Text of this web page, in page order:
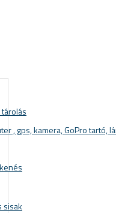
, gps, kamera, GoPro tartó,
sisak